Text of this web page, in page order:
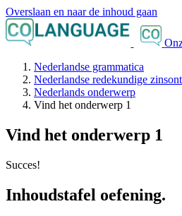
Overslaan en naar de inhoud gaan
Nederlandse grammatica
Nederlandse redekundige
Nederlands onderwerp
Vind het onderwerp 1
Vind het onderwerp 1
Succes!
Inhoudstafel oefening.